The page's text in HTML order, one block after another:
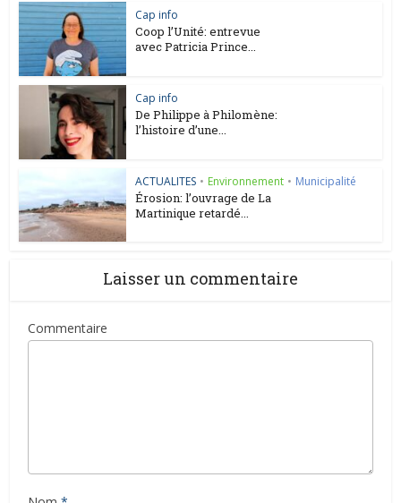
Cap info
Coop l’Unité: entrevue
avec Patricia Prince...
Cap info
De Philippe à Philomène:
l’histoire d’une...
ACTUALITES • Environnement • Municipalité
Érosion: l’ouvrage de La
Martinique retardé...
Laisser un commentaire
Commentaire